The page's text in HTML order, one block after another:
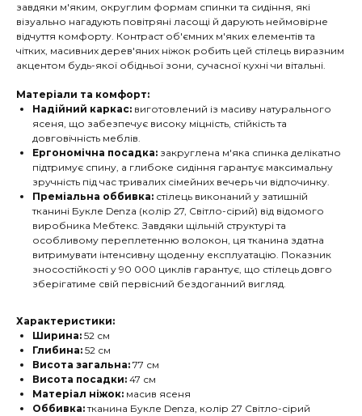
завдяки м'яким, округлим формам спинки та сидіння, які
візуально нагадують повітряні ласощі й дарують неймовірне
відчуття комфорту. Контраст об'ємних м'яких елементів та
чітких, масивних дерев'яних ніжок робить цей стілець виразним
акцентом будь-якої обідньої зони, сучасної кухні чи вітальні.
Матеріали та комфорт:
Надійний каркас: виготовлений із масиву натурального
ясеня, що забезпечує високу міцність, стійкість та
довговічність меблів.
Ергономічна посадка: закруглена м'яка спинка делікатно
підтримує спину, а глибоке сидіння гарантує максимальну
зручність під час тривалих сімейних вечерь чи відпочинку.
Преміальна оббивка: стілець виконаний у затишній
тканині Букле Denza (колір 27, Світло-сірий) від відомого
виробника Мебтекс. Завдяки щільній структурі та
особливому переплетенню волокон, ця тканина здатна
витримувати інтенсивну щоденну експлуатацію. Показник
зносостійкості у 90 000 циклів гарантує, що стілець довго
зберігатиме свій первісний бездоганний вигляд.
Характеристики:
Ширина: 52 см
Глибина: 52 см
Висота загальна: 77 см
Висота посадки: 47 см
Матеріал ніжок: масив ясеня
Оббивка:тканина Букле Denza, колір 27 Світло-сірий